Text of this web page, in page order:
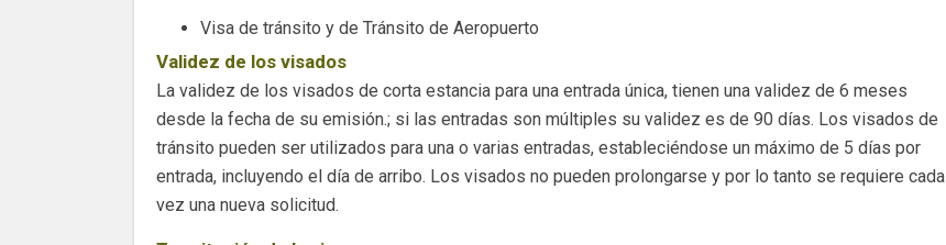
Visa de tránsito y de Tránsito de Aeropuerto
Validez de los visados
La validez de los visados de corta estancia para una entrada única, tienen una validez de 6 meses
desde la fecha de su emisión.; si las entradas son múltiples su validez es de 90 días. Los visados de
tránsito pueden ser utilizados para una o varias entradas, estableciéndose un máximo de 5 días por
entrada, incluyendo el día de arribo. Los visados no pueden prolongarse y por lo tanto se requiere cada
vez una nueva solicitud.